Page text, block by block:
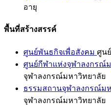
อายุ
พื้นที่สร้างสรรค์
ศูนย์พันธกิจเพื่อสังคม ศูน
ศูนย์กีฬาแห่งจุฬาลงกรณ์
จุฬาลงกรณ์มหาวิทยาลัย
ธรรมสถานจุฬาลงกรณ์ม
จุฬาลงกรณ์มหาวิทยาลัย